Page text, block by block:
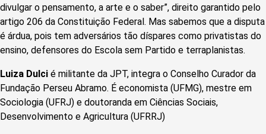
divulgar o pensamento, a arte e o saber”, direito garantido pelo
artigo 206 da Constituição Federal. Mas sabemos que a disputa
é árdua, pois tem adversários tão díspares como privatistas do
ensino, defensores do Escola sem Partido e terraplanistas.
Luiza Dulci é militante da JPT, integra o Conselho Curador da
Fundação Perseu Abramo. É economista (UFMG), mestre em
Sociologia (UFRJ) e doutoranda em Ciências Sociais,
Desenvolvimento e Agricultura (UFRRJ)